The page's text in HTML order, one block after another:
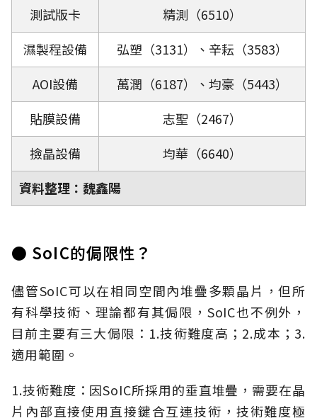
測試版卡
精測（6510）
濕製程設備
弘塑（3131）、辛耘（3583）
AOI設備
萬潤（6187）、均豪（5443）
貼膜設備
志聖（2467）
撿晶設備
均華（6640）
資料整理：魏鑫陽
● SoIC的侷限性？
儘管SoIC可以在相同空間內堆疊多顆晶片，但所
有科學技術、理論都有其侷限，SoIC也不例外，
目前主要有三大侷限：1.技術難度高；2.成本；3.
適用範圍。
1.技術難度：因SoIC所採用的垂直堆疊，需要在晶
片內部直接使用直接鍵合互連技術，技術難度極